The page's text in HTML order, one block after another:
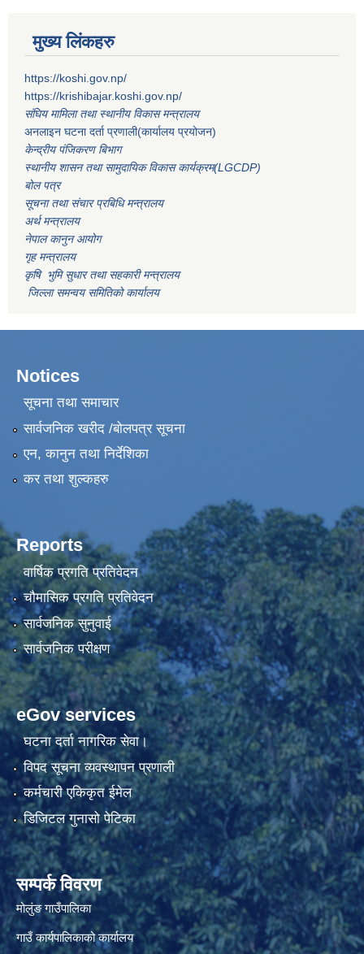
मुख्य लिंकहरु
https://koshi.gov.np/
https://krishibajar.koshi.gov.np/
संघिय मामिला तथा स्थानीय विकास मन्त्रालय
अनलाइन घटना दर्ता प्रणाली(कार्यालय प्रयोजन)
केन्द्रीय पंजिकरण बिभाग
स्थानीय शासन तथा सामुदायिक विकास कार्यक्रम(LGCDP)
बोल पत्र
सूचना तथा संचार प्रबिधि मन्त्रालय
अर्थ मन्त्रालय
नेपाल कानुन आयोग
गृह मन्त्रालय
कृषि भुमि सुधार तथा सहकारी मन्त्रालय
जिल्ला समन्वय समितिको कार्यालय
Notices
सूचना तथा समाचार
सार्वजनिक खरीद /बोलपत्र सूचना
एन, कानुन तथा निर्देशिका
कर तथा शुल्कहरु
Reports
वार्षिक प्रगति प्रतिवेदन
चौमासिक प्रगति प्रतिवेदन
सार्वजनिक सुनुवाई
सार्वजनिक परीक्षण
eGov services
घटना दर्ता नागरिक सेवा।
विपद सूचना व्यवस्थापन प्रणाली
कर्मचारी एकिकृत ईमेल
डिजिटल गुनासो पेटिका
सम्पर्क विवरण
मोलुंङ गाउँपालिका
गाउँ कार्यपालिकाको कार्यालय